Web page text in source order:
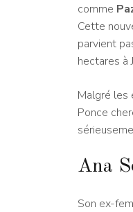
comme
Cette
parvient
hectares à
Malgré les
Ponce
Ana
Son ex-